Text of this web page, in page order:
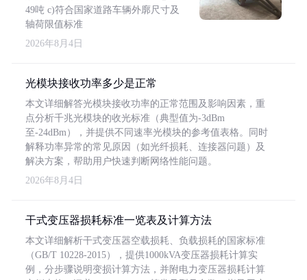
49吨 c)符合国家道路车辆外廓尺寸及
轴荷限值标准
2026年8月4日
光模块接收功率多少是正常
本文详细解答光模块接收功率的正常范围及影响因素，重
点分析千兆光模块的收光标准（典型值为-3dBm
至-24dBm），并提供不同速率光模块的参考值表格。同时
解释功率异常的常见原因（如光纤损耗、连接器问题）及
解决方案，帮助用户快速判断网络性能问题。
2026年8月4日
干式变压器损耗标准一览表及计算方法
本文详细解析干式变压器空载损耗、负载损耗的国家标准
（GB/T 10228-2015），提供1000kVA变压器损耗计算实
例，分步骤说明变损计算方法，并附电力变压器损耗计算